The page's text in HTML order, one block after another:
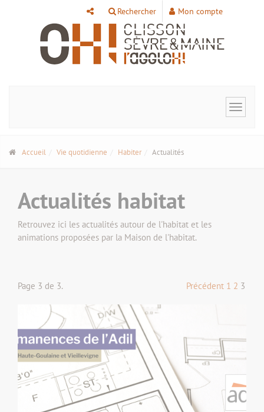
Rechercher Mon compte
Toggle
Accueil Vie quotidienne Habiter Actualités
Actualités habitat
Retrouvez ici les actualités autour de l'habitat et les
animations proposées par la Maison de l'habitat.
Page 3 de 3. Précédent 1 2 3
Panneau de gestion des cookies